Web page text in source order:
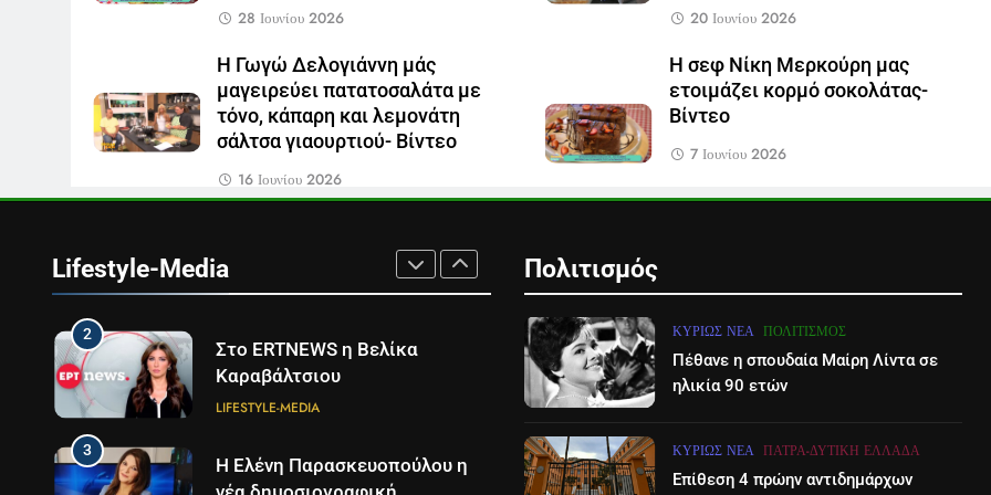
28 Ιουνίου 2026 20 Ιουνίου 2026
Η Γωγώ Δελογιάννη μάς
μαγειρεύει πατατοσαλάτα με
τόνο, κάπαρη και λεμονάτη
σάλτσα γιαουρτιού- Βίντεο
16 Ιουνίου 2026
Η σεφ Νίκη Μερκούρη μας
ετοιμάζει κορμό σοκολάτας-
Βίντεο
7 Ιουνίου 2026
Lifestyle-Media
Παναγιώτης Στάθης
LIFESTYLE-MEDIA
Καθημερινή και The New York
Times μαζί σε μια νέα
συνδρομητική πρόταση
LIFESTYLE-MEDIA
24
LIFESTYLE-MEDIA
2
Στο ERTNEWS η Βελίκα
Καραβάλτσιου
LIFESTYLE-MEDIA
3
Η Ελένη Παρασκευοπούλου η
Πολιτισμός
ΚΥΡΊΩΣ ΝΈΑ ΠΟΛΙΤΙΣΜΌΣ
Πέθανε η σπουδαία Μαίρη Λίντα σε
ηλικία 90 ετών
ΚΥΡΊΩΣ ΝΈΑ ΠΆΤΡΑ-ΔΥΤΙΚΉ ΕΛΛΆΔΑ
Επίθεση 4 πρώην αντιδημάρχων